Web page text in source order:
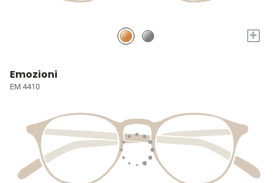
+
Emozioni
EM 4410